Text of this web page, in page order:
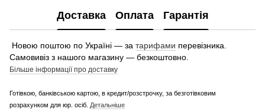
Доставка Оплата Гарантія
Новою поштою по Україні — за тарифами перевізника.
Самовивіз з нашого магазину — безкоштовно.
Більше інформації про доставку
Готівкою, банківською картою, в кредит/розстрочку, за безготівковим
розрахунком для юр. осіб. Детальніше